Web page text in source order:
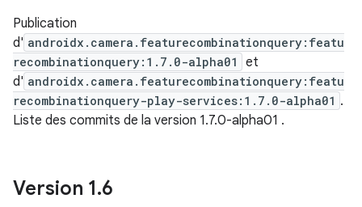
Publication
d' androidx.camera.featurecombinationquery:featu
recombinationquery:1.7.0-alpha01
et
d' androidx.camera.featurecombinationquery:featu
recombinationquery-play-services:1.7.0-alpha01 .
Liste des commits de la version 1.7.0-alpha01 .
Version 1.6